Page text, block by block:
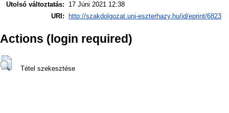
Utolsó változtatás:
17 Júni 2021 12:38
URI:
http://szakdolgozat.uni-eszterhazy.hu/id/eprint/6823
Actions (login required)
Tétel szekesztése